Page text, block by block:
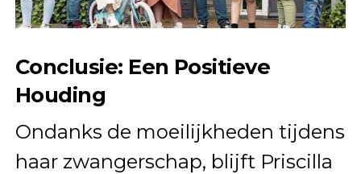
Conclusie: Een Positieve
Houding
Ondanks de moeilijkheden tijdens
haar zwangerschap, blijft Priscilla